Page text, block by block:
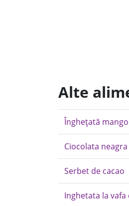
Alte
Înghețată
Ciocolata
Serbet de cacao
Inghetata la